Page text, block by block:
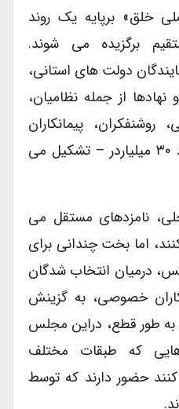
برپایه یک روند
برگزیده می شوند.
دولت های استانی،
از جمله نظامیان،
پیمانکاران
خصوصی – از جمله حدود ۳۰ میلیاردر – تشکیل می
نامزدهای مستقل می
اما بخت چندانی برای
درمیان انتخاب شدگان
خصوصی، به گزینش
طور قطع، دراین مجلس
که طبقات مختلف
حضور دارند که توسط